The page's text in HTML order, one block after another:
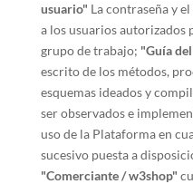
usuario" La contraseña y
a los usuarios autorizados
grupo de trabajo; "Guía
escrito de los métodos,
esquemas ideados y
ser observados e
uso de la Plataforma en
sucesivo puesta a
"Comerciante / w3shop"